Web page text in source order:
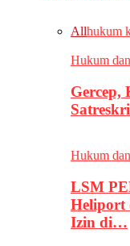
Allhukum
Hukum
Gercep,
Hukum
LSM
Heliport
Izin di…